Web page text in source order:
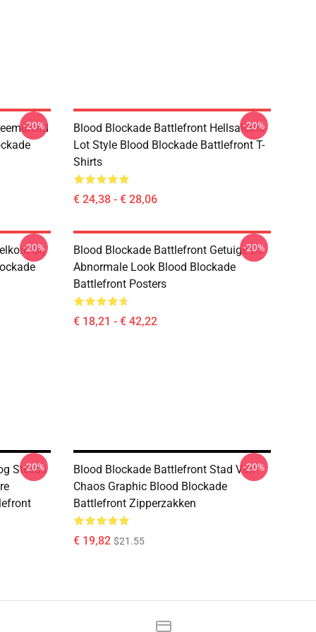
-20%
Blood Blockade Battlefront Hellsalems
Lot Style Blood Blockade Battlefront T-
Shirts
€ 24,38 - € 28,06
-20%
Bij
-20%
Blood Blockade Battlefront Getuige De
Abnormale Look Blood Blockade
Battlefront Posters
€ 18,21 - € 42,22
-20%
Steeds
-20%
Blood Blockade Battlefront Stad Van
Chaos Graphic Blood Blockade
Battlefront Zipperzakken
€ 19,82 $21.55
-20%